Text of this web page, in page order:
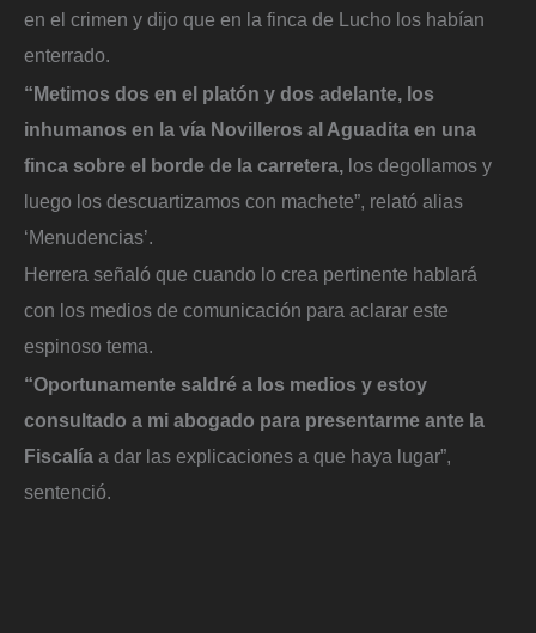
en el crimen y dijo que en la finca de Lucho los habían
enterrado.
“Metimos dos en el platón y dos adelante, los
inhumanos en la vía Novilleros al Aguadita en una
finca sobre el borde de la carretera, los degollamos y
luego los descuartizamos con machete”, relató alias
‘Menudencias’.
Herrera señaló que cuando lo crea pertinente hablará
con los medios de comunicación para aclarar este
espinoso tema.
“Oportunamente saldré a los medios y estoy
consultado a mi abogado para presentarme ante la
Fiscalía a dar las explicaciones a que haya lugar”,
sentenció.